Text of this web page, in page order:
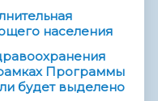
населения
рамках Программы
будет выделено